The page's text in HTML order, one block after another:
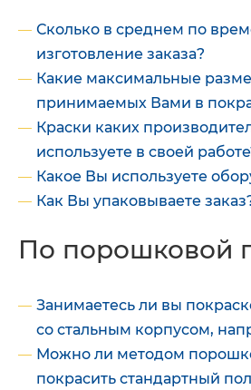
Сколько в среднем по
изготовление заказа?
Какие максимальные
принимаемых Вами в
Краски каких
используете в своей
Какое Вы используете
Как Вы упаковываете
По порошковой
Занимаетесь ли вы
со стальным корпусом,
Можно ли методом
покрасить стандартный